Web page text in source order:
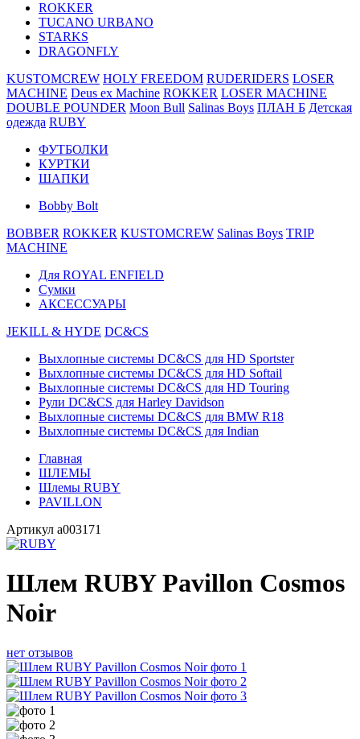
ROKKER
TUCANO URBANO
STARKS
DRAGONFLY
KUSTOMCREW HOLY FREEDOM RUDERIDERS LOSER
MACHINE Deus ex Machine ROKKER LOSER MACHINE
DOUBLE POUNDER Moon Bull Salinas Boys ПЛАН Б Детская
одежда RUBY
ФУТБОЛКИ
КУРТКИ
ШАПКИ
Bobby Bolt
BOBBER ROKKER KUSTOMCREW Salinas Boys TRIP
MACHINE
Для ROYAL ENFIELD
Сумки
АКСЕССУАРЫ
JEKILL & HYDE DC&CS
Выхлопные системы DC&CS для HD Sportster
Выхлопные системы DC&CS для HD Softail
Выхлопные системы DC&CS для HD Touring
Рули DC&CS для Harley Davidson
Выхлопные системы DC&CS для BMW R18
Выхлопные системы DC&CS для Indian
Главная
ШЛЕМЫ
Шлемы RUBY
PAVILLON
Артикул a003171
Шлем RUBY Pavillon Cosmos
Noir
нет отзывов